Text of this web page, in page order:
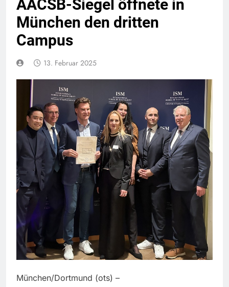
AACSB-Siegel öffnete in
München den dritten
Campus
13. Februar 2025
München/Dortmund (ots) –